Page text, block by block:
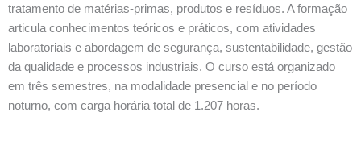
tratamento de matérias-primas, produtos e resíduos. A formação
articula conhecimentos teóricos e práticos, com atividades
laboratoriais e abordagem de segurança, sustentabilidade, gestão
da qualidade e processos industriais. O curso está organizado
em três semestres, na modalidade presencial e no período
noturno, com carga horária total de 1.207 horas.